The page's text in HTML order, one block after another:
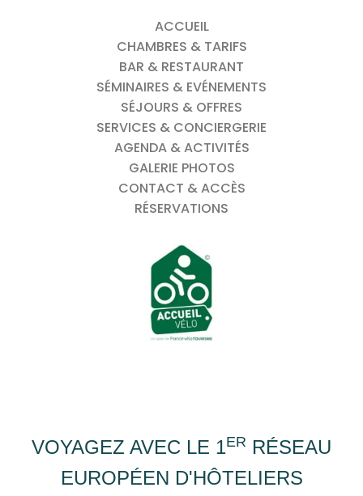
ACCUEIL
CHAMBRES & TARIFS
BAR & RESTAURANT
SÉMINAIRES & EVÉNEMENTS
SÉJOURS & OFFRES
SERVICES & CONCIERGERIE
AGENDA & ACTIVITÉS
GALERIE PHOTOS
CONTACT & ACCÈS
RÉSERVATIONS
VOYAGEZ AVEC LE 1ER RÉSEAU
EUROPÉEN D'HÔTELIERS